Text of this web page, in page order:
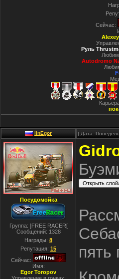
Сейчас:
Руль
Autodromo
linEgor | Дата:
Посудомойка
Группа: ]FREE RACER[
Сообщений: 1328
Награды: 8
Репутация: 15
Сейчас:
Имя:
Egor Toropov
пять